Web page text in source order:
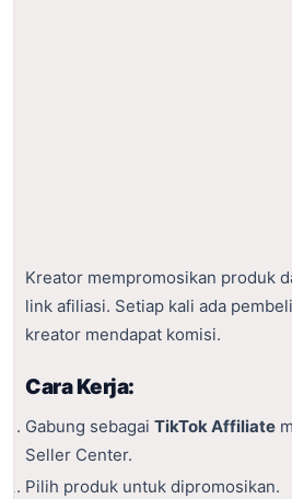
Kreator mempromosikan produk
link afiliasi. Setiap kali ada
kreator mendapat komisi.
Cara Kerja:
Gabung sebagai TikTok Affiliate
Seller Center.
Pilih produk untuk dipromosikan.